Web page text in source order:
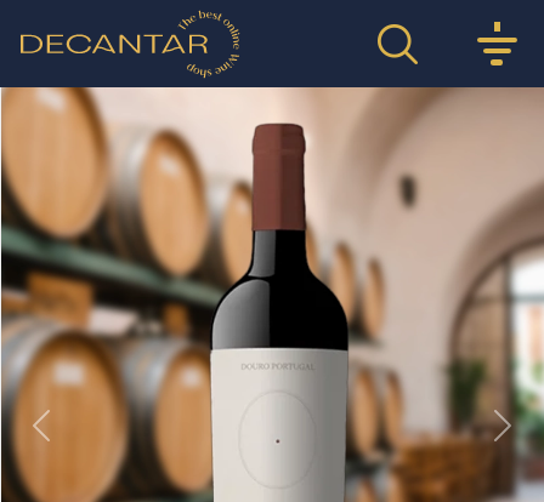
Previous